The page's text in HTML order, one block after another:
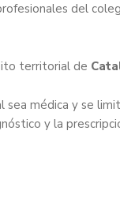
del
territorial de
sea médica y se
y la